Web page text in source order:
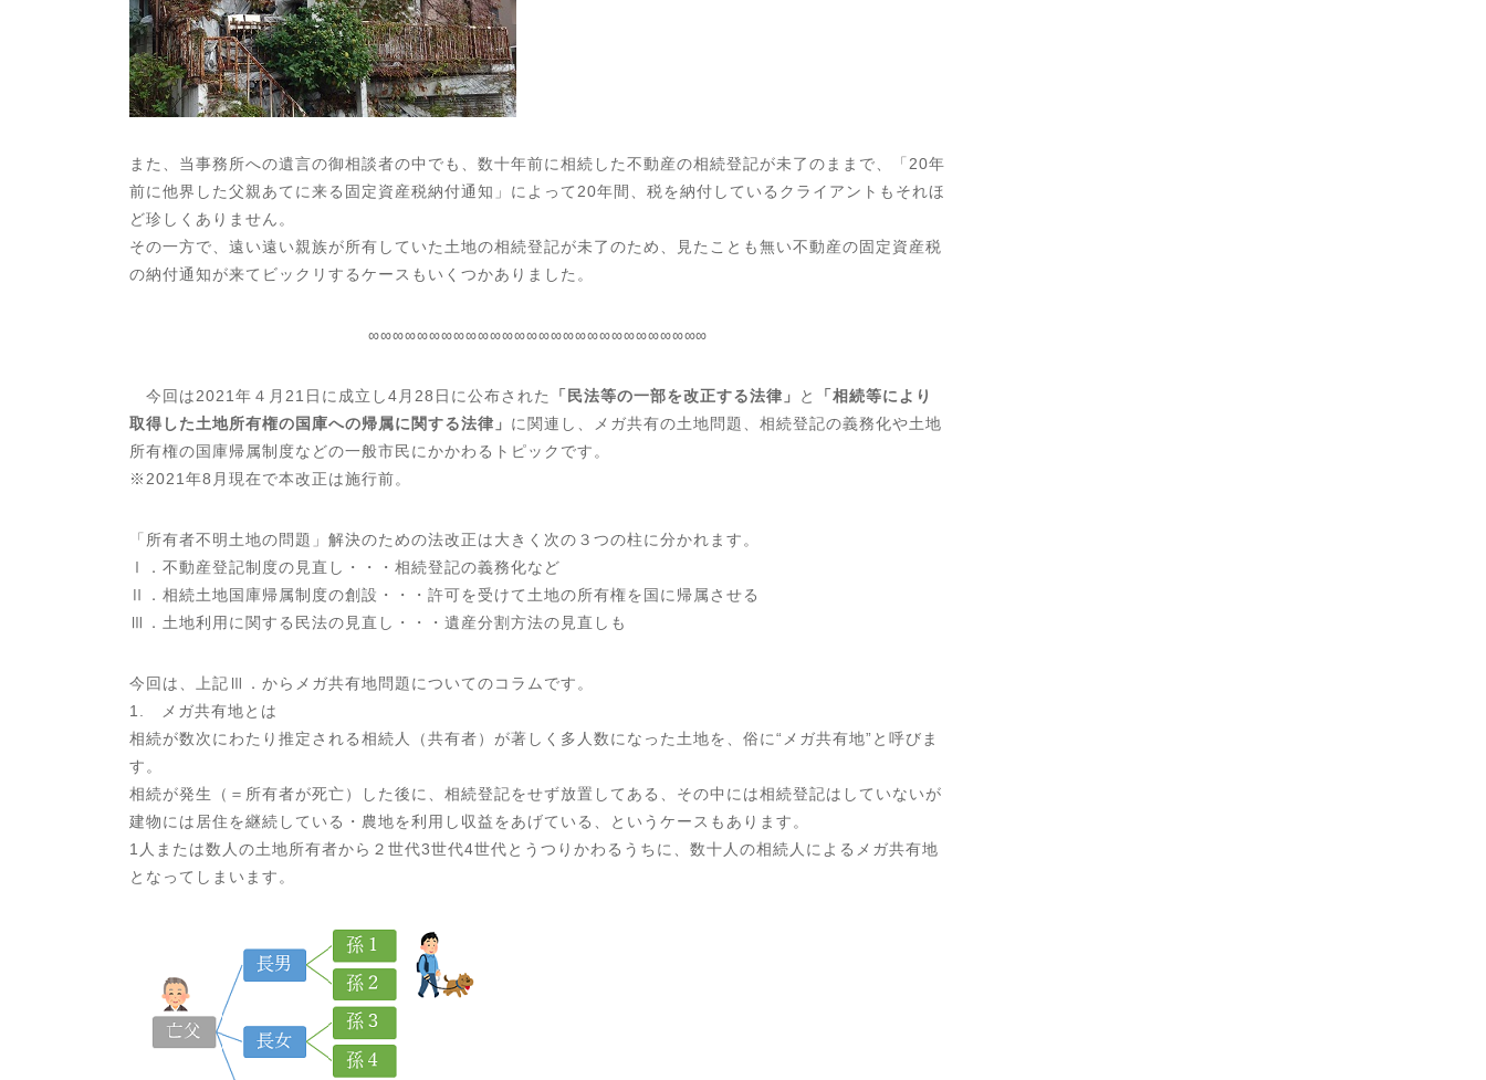
また、当事務所への遺言の御相談者の中でも、数十年前に相続した不動産の相続登記が未了のままで、「20年
前に他界した父親あてに来る固定資産税納付通知」によって20年間、税を納付しているクライアントもそれほ
ど珍しくありません。
その一方で、遠い遠い親族が所有していた土地の相続登記が未了のため、見たことも無い不動産の固定資産税
の納付通知が来てビックリするケースもいくつかありました。
∞∞∞∞∞∞∞∞∞∞∞∞∞∞∞∞∞∞∞∞∞∞∞∞∞∞∞∞
今回は2021年４月21日に成立し4月28日に公布された 「民法等の一部を改正する法律」 と
「相続等により
取得した土地所有権の国庫への帰属に関する法律」 に関連し、メガ共有の土地問題、相続登記の義務化や土地
所有権の国庫帰属制度などの一般市民にかかわるトピックです。
※2021年8月現在で本改正は施行前。
「所有者不明土地の問題」解決のための法改正は大きく次の３つの柱に分かれます。
Ⅰ．不動産登記制度の見直し・・・相続登記の義務化など
Ⅱ．相続土地国庫帰属制度の創設・・・許可を受けて土地の所有権を国に帰属させる
Ⅲ．土地利用に関する民法の見直し・・・遺産分割方法の見直しも
今回は、上記Ⅲ．からメガ共有地問題についてのコラムです。
1. メガ共有地とは
相続が数次にわたり推定される相続人（共有者）が著しく多人数になった土地を、俗に“メガ共有地”と呼びま
す。
相続が発生（＝所有者が死亡）した後に、相続登記をせず放置してある、その中には相続登記はしていないが
建物には居住を継続している・農地を利用し収益をあげている、というケースもあります。
1人または数人の土地所有者から２世代3世代4世代とうつりかわるうちに、数十人の相続人によるメガ共有地
となってしまいます。